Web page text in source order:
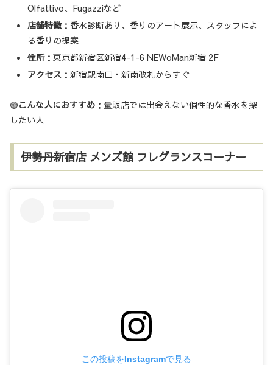
Olfattivo、Fugazziなど
店舗特徴：香水診断あり、香りのアート展示、スタッフによ
る香りの提案
住所：東京都新宿区新宿4-1-6 NEWoMan新宿 2F
アクセス ：新宿駅南口・新南改札からすぐ
🟢こんな人におすすめ ：量販店では出会えない個性的な香水を探
したい人
伊勢丹新宿店 メンズ館 フレグランスコーナー
この投稿をInstagramで見る